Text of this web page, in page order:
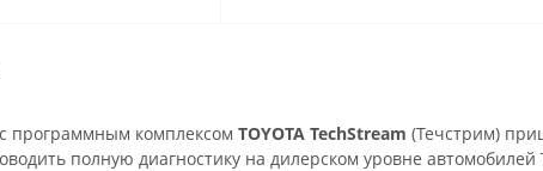
с программным комплексом TOYOTA TechStream (Течстрим)
полную диагностику на дилерском уровне